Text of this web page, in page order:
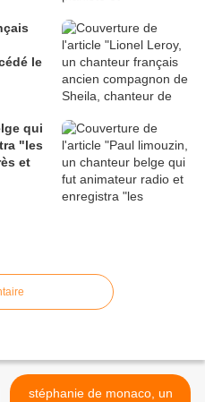
le
qui
"les
et
stéphanie de monaco, un